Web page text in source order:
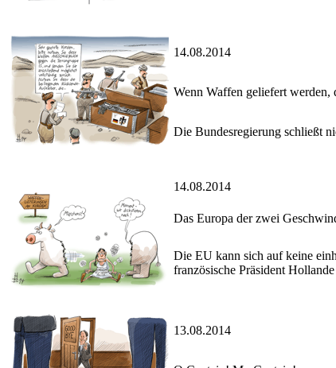
14.08.2014
Wenn Waffen geliefert werden,
Die Bundesregierung schließt
14.08.2014
Das Europa der zwei
Die EU kann sich auf keine
französische Präsident Hollande
13.08.2014